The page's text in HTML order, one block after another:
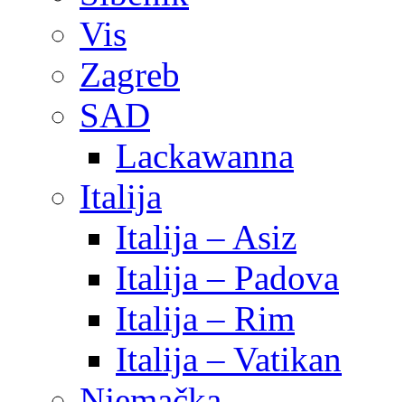
Vis
Zagreb
SAD
Lackawanna
Italija
Italija – Asiz
Italija – Padova
Italija – Rim
Italija – Vatikan